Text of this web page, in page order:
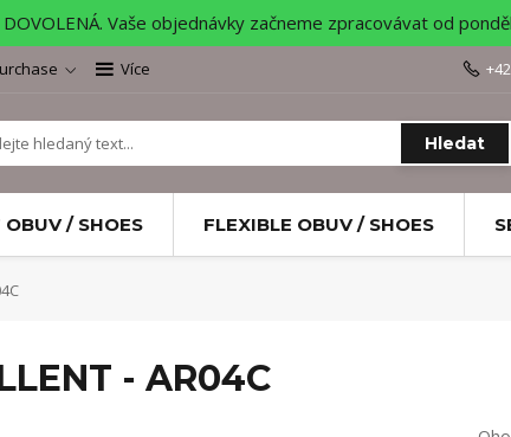
Vaše objednávky začneme zpracovávat od
Více
Hledat
OBUV / SHOES FLEXIBLE OBUV / SHOES
- AR04C